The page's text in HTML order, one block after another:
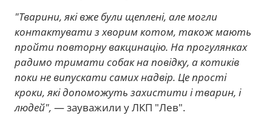
"Тварини, які вже були щеплені, але могли
контактувати з хворим котом, також мають
пройти повторну вакцинацію. На прогулянках
радимо тримати собак на повідку, а котиків
поки не випускати самих надвір. Це прості
кроки, які допоможуть захистити і тварин, і
людей", — зауважили у ЛКП "Лев".